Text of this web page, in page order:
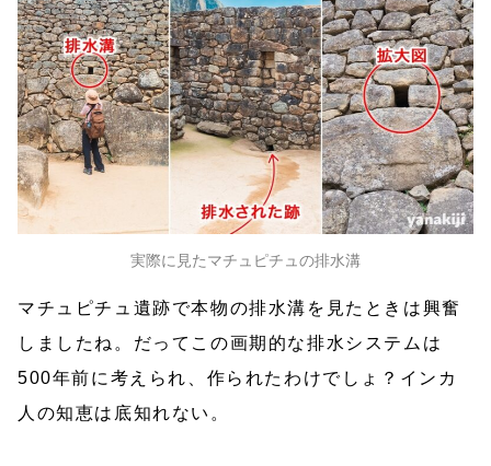
実際に見たマチュピチュの排水溝
マチュピチュ遺跡で本物の排水溝を見たときは興奮
しましたね。だってこの画期的な排水システムは
500年前に考えられ、作られたわけでしょ？インカ
人の知恵は底知れない。